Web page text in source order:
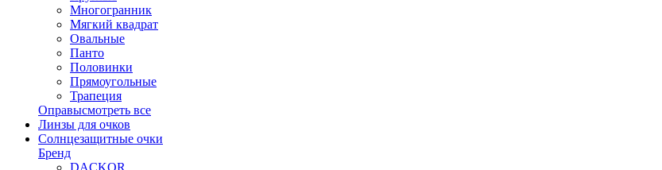
Многогранник
Мягкий квадрат
Овальные
Панто
Половинки
Прямоугольные
Трапеция
Оправысмотреть все
Линзы для очков
Солнцезащитные очки
Бренд
DACKOR